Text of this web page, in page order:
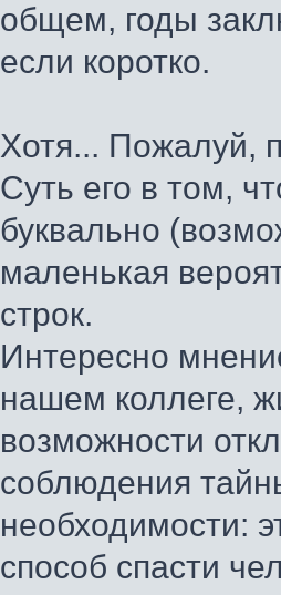
общем, годы
если коротко.
Хотя... Пожалуй,
Суть его в том,
буквально
маленькая
строк.
Интересно
нашем коллеге,
возможности
соблюдения
необходимости:
способ спасти